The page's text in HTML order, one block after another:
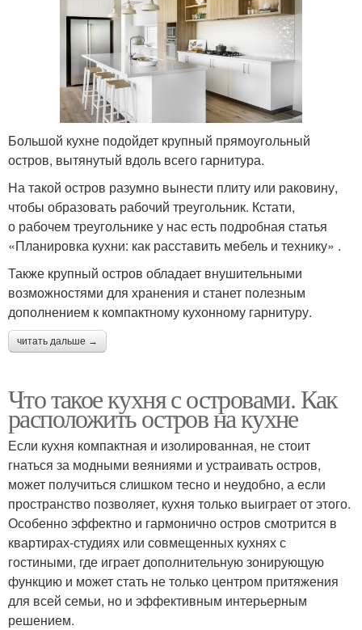
Большой кухне подойдет крупный прямоугольный
остров, вытянутый вдоль всего гарнитура.
На такой остров разумно вынести плиту или раковину,
чтобы образовать рабочий треугольник. Кстати,
о рабочем треугольнике у нас есть подробная статья
«Планировка кухни: как расставить мебель и технику» .
Также крупный остров обладает внушительными
возможностями для хранения и станет полезным
дополнением к компактному кухонному гарнитуру.
читать дальше →
Что такое кухня с островами. Как
расположить остров на кухне
Если кухня компактная и изолированная, не стоит
гнаться за модными веяниями и устраивать остров,
может получиться слишком тесно и неудобно, а если
пространство позволяет, кухня только выиграет от этого.
Особенно эффектно и гармонично остров смотрится в
квартирах-студиях или совмещенных кухнях с
гостиными, где играет дополнительную зонирующую
функцию и может стать не только центром притяжения
для всей семьи, но и эффективным интерьерным
решением.